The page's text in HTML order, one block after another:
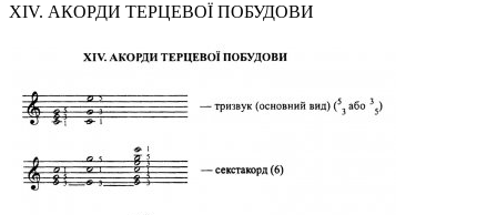
XIV. АКОРДИ ТЕРЦЕВОЇ ПОБУДОВИ